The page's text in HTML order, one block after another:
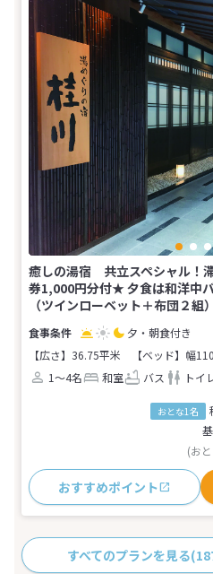
癒しの湯宿 共立スペシャル！
券1,000円分付★ 夕食は和洋中
（ツインローベット＋布団２組
夕・朝食付き
【広さ】36.75平米
【ベッド】幅
1～4名
和室 バス トイ
おとな1名
(お
おすすめポイント
すべてのプランを見る(18